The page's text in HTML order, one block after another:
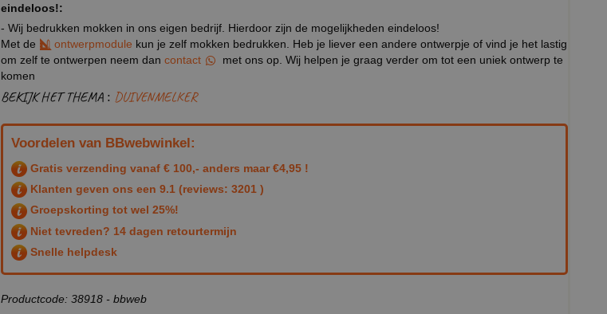
eindeloos!:
- Wij bedrukken mokken in ons eigen bedrijf. Hierdoor zijn de mogelijkheden eindeloos!
Met de
ontwerpmodule kun je zelf mokken bedrukken. Heb je liever een andere ontwerpje of vind je het lastig
om zelf te ontwerpen neem dan contact
met ons op. Wij helpen je graag verder om tot een uniek ontwerp te
komen
BEKIJK HET THEMA : DUIVENMELKER
Voordelen van BBwebwinkel:
Gratis verzending vanaf € 100,- anders maar €4,95 !
Klanten geven ons een 9.1 (reviews: 3201 )
Groepskorting tot wel 25%!
Niet tevreden? 14 dagen retourtermijn
Snelle helpdesk
Productcode: 38918 - bbweb